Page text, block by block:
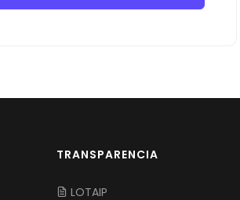
TRANSPARENCIA
LOTAIP